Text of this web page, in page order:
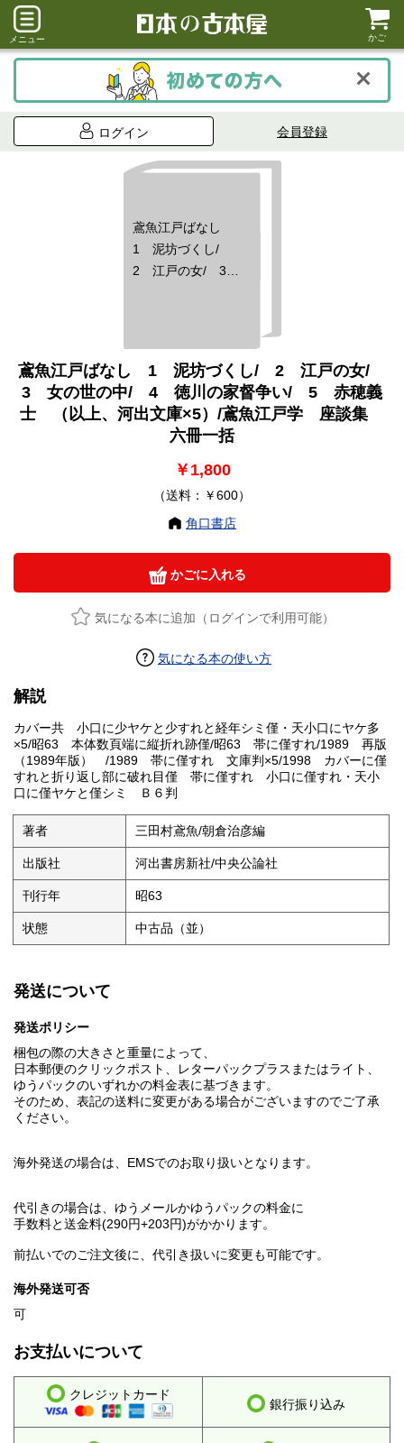
メニュー かご
ログイン 会員登録
鳶魚江戸ばなし
1 泥坊づくし/
2 江戸の女/ 3
鳶魚江戸学 座談
集 六冊一括
鳶魚江戸ばなし 1 泥坊づくし/ 2 江戸の女/
3 女の世の中/ 4 徳川の家督争い/ 5 赤穂義
士 （以上、河出文庫×5）/鳶魚江戸学 座談集
六冊一括
￥1,800
（送料：￥600）
角口書店
かごに入れる
気になる本に追加（ログインで利用可能）
気になる本の使い方
解説
カバー共 小口に少ヤケと少すれと経年シミ僅・天小口にヤケ多
×5/昭63 本体数頁端に縦折れ跡僅/昭63 帯に僅すれ/1989 再版
（1989年版） /1989 帯に僅すれ 文庫判×5/1998 カバーに僅
すれと折り返し部に破れ目僅 帯に僅すれ 小口に僅すれ・天小
口に僅ヤケと僅シミ Ｂ６判
著者 三田村鳶魚/朝倉治彦編
出版社 河出書房新社/中央公論社
刊行年 昭63
状態 中古品（並）
発送について
発送ポリシー
梱包の際の大きさと重量によって、
日本郵便のクリックポスト、レターパックプラスまたはライト、
ゆうパックのいずれかの料金表に基づきます。
そのため、表記の送料に変更がある場合がございますのでご了承
ください。
海外発送の場合は、EMSでのお取り扱いとなります。
代引きの場合は、ゆうメールかゆうパックの料金に
手数料と送金料(290円+203円)がかかります。
前払いでのご注文後に、代引き扱いに変更も可能です。
海外発送可否
可
お支払いについて
クレジットカード
銀行振り込み